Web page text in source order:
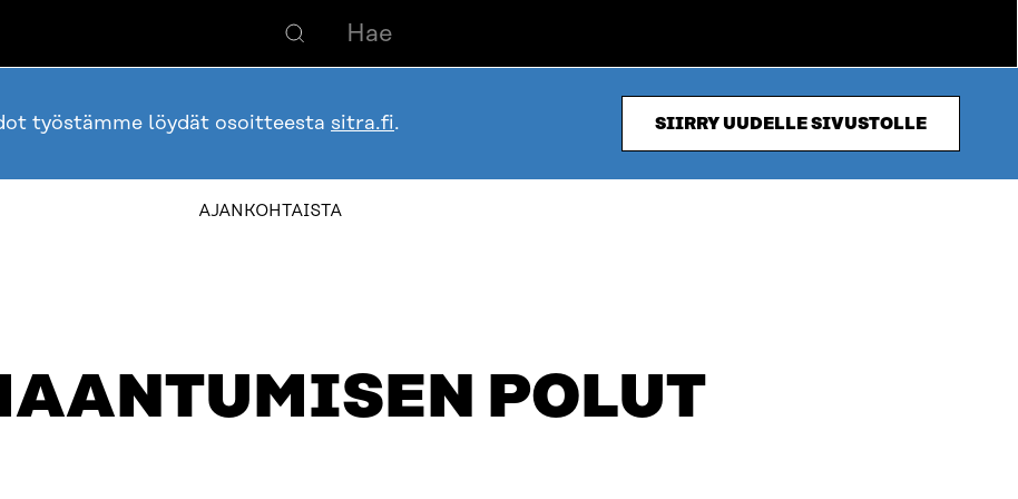
työstämme löydät osoitteesta sitra.fi. SIIRRY UUDELLE SIVUSTOLLE
POLUT
table_of_contents
AJANKOHTAISTA